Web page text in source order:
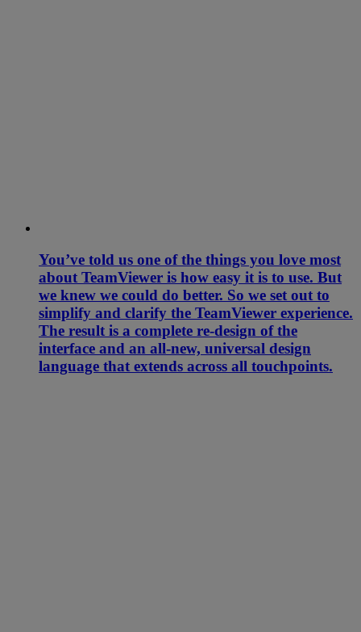
You’ve told us one of the things you love most
about TeamViewer is how easy it is to use. But
we knew we could do better. So we set out to
simplify and clarify the TeamViewer experience.
The result is a complete re-design of the
interface and an all-new, universal design
language that extends across all touchpoints.